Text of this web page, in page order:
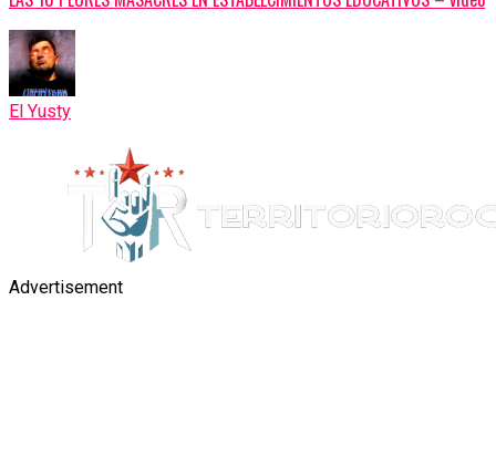
El Yusty
Advertisement